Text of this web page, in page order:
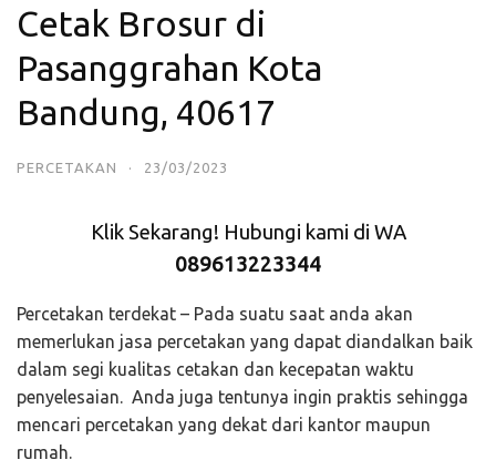
Cetak Brosur di
Pasanggrahan Kota
Bandung, 40617
PERCETAKAN · 23/03/2023
Klik Sekarang! Hubungi kami di WA
089613223344
Percetakan terdekat – Pada suatu saat anda akan
memerlukan jasa percetakan yang dapat diandalkan baik
dalam segi kualitas cetakan dan kecepatan waktu
penyelesaian. Anda juga tentunya ingin praktis sehingga
mencari percetakan yang dekat dari kantor maupun
rumah.